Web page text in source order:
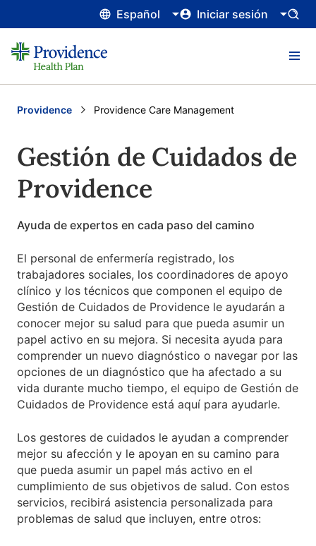
Español Iniciar sesión
Providence Current:
Providence Care Management
Gestión de Cuidados de
Providence
Ayuda de expertos en cada paso del camino
El personal de enfermería registrado, los
trabajadores sociales, los coordinadores de apoyo
clínico y los técnicos que componen el equipo de
Gestión de Cuidados de Providence le ayudarán a
conocer mejor su salud para que pueda asumir un
papel activo en su mejora. Si necesita ayuda para
comprender un nuevo diagnóstico o navegar por las
opciones de un diagnóstico que ha afectado a su
vida durante mucho tiempo, el equipo de Gestión de
Cuidados de Providence está aquí para ayudarle.
Los gestores de cuidados le ayudan a comprender
mejor su afección y le apoyan en su camino para
que pueda asumir un papel más activo en el
cumplimiento de sus objetivos de salud. Con estos
servicios, recibirá asistencia personalizada para
problemas de salud que incluyen, entre otros: